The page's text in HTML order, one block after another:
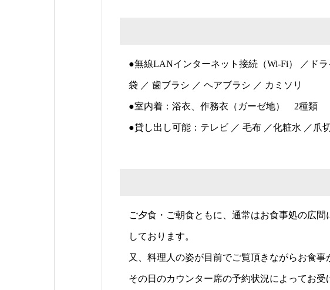
●無線LANインターネット接続（Wi-Fi） ／ド
袋 ／ 歯ブラシ ／ ヘアブラシ ／ カミソリ
●室内着：浴衣、作務衣（ガーゼ地） 2種類
●貸し出し可能：テレビ ／ 毛布 ／化粧水 ／爪
ご夕食・ご朝食ともに、通常はお食事処の広
しております。
又、料理人の姿が目前でご覧頂きながらお食
その日のカウンター席の予約状況によってお